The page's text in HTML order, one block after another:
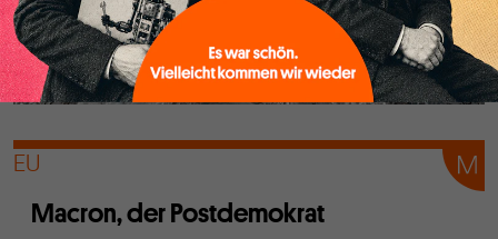
EU
Macron, der Postdemokrat